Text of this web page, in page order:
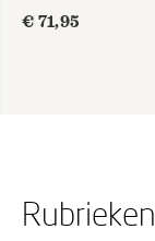
€ 71,95
Rubrieken